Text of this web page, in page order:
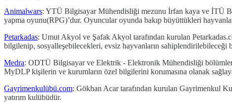
Animalwars: YTÜ Bilgisayar Mühendisliği mezunu İrfan kaya ve İTÜ
yapma oyunu(RPG)’dur. Oyuncular oyunda bakıp büyüttükleri
Petarkadas: Umut Akyol ve Şafak Akyol tarafından kurulan
bilgilenip, sosyalleşebilecekleri, evsiz hayvanların sahiplendirilebileceği
Medra: ODTÜ Bilgisayar ve Elektrik - Elektronik Mühendisliği
MyDLP kişilerin ve kurumların özel bilgilerini korumasına olanak
Gayrimenkulübü.com: Gökhan Acar tarafından kurulan Gayrimenkul
yatırım kulübüdür.